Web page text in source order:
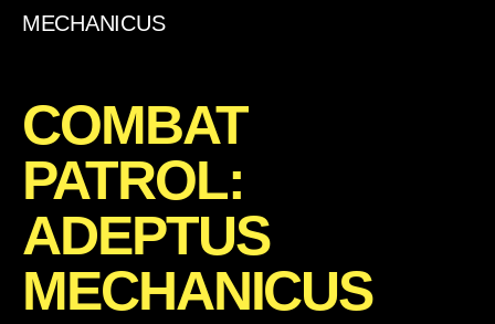
MECHANICUS
COMBAT
PATROL:
ADEPTUS
MECHANICUS